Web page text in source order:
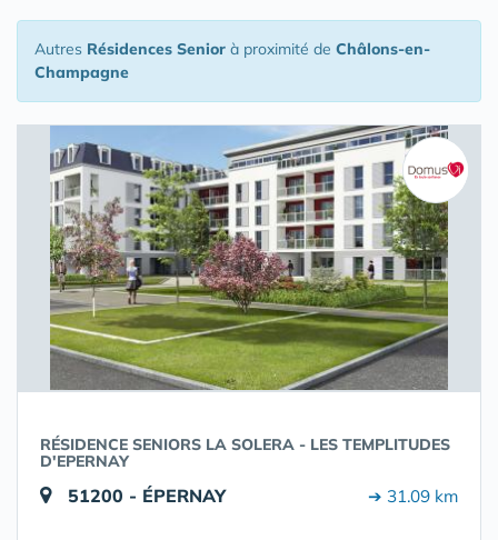
Autres Résidences Senior à proximité de Châlons-en-
Champagne
RÉSIDENCE SENIORS LA SOLERA - LES TEMPLITUDES
D'EPERNAY
51200 - ÉPERNAY ➔ 31.09 km